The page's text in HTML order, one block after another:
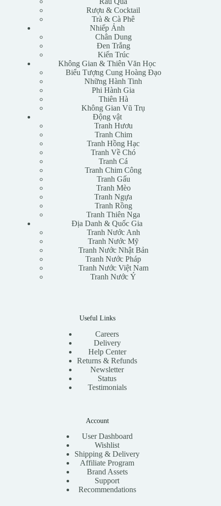
Rượu & Cocktail
Trà & Cà Phê
Nhiếp Ảnh
Chân Dung
Đen Trắng
Kiến Trúc
Không Gian & Thiên Văn Học
Biểu Tượng Cung Hoàng Đạo
Những Hành Tinh
Phi Hành Gia
Thiên Hà
Không Gian Vũ Trụ
Động vật
Tranh Hươu
Tranh Chim
Tranh Hồng Hạc
Tranh Về Chó
Tranh Cá
Tranh Chim Công
Tranh Gấu
Tranh Mèo
Tranh Ngựa
Tranh Rồng
Tranh Thiên Nga
Địa Danh & Quốc Gia
Tranh Nước Anh
Tranh Nước Mỹ
Tranh Nước Nhật Bản
Tranh Nước Pháp
Tranh Nước Việt Nam
Tranh Nước Ý
Useful Links
Careers
Delivery
Help Center
Returns & Refunds
Newsletter
Status
Testimonials
Account
User Dashboard
Wishlist
Shipping & Delivery
Affiliate Program
Brand Assets
Support
Recommendations